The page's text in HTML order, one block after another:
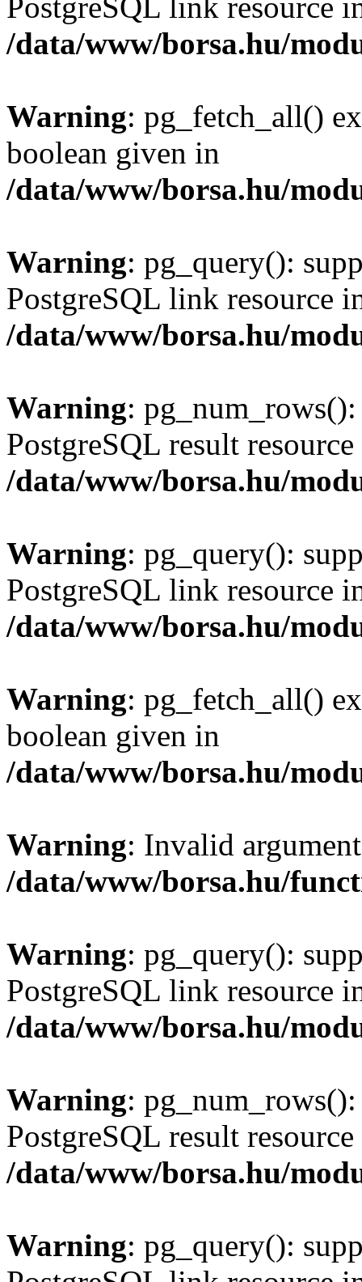
/data/www/borsa.hu/
Warning: pg_fetch_all()
boolean given in
/data/www/borsa.hu/
Warning: pg_query():
PostgreSQL link resource
/data/www/borsa.hu/
Warning:
PostgreSQL result
/data/www/borsa.hu/
Warning: pg_query():
PostgreSQL link resource
/data/www/borsa.hu/
Warning: pg_fetch_all()
boolean given in
/data/www/borsa.hu/
Warning: Invalid
/data/www/borsa.hu/
Warning: pg_query():
PostgreSQL link resource
/data/www/borsa.hu/
Warning:
PostgreSQL result
/data/www/borsa.hu/
Warning: pg_query():